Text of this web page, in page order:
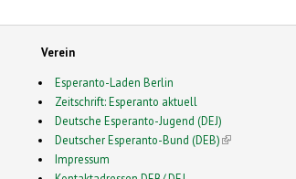
Verein
Esperanto-Laden Berlin
Zeitschrift: Esperanto aktuell
Deutsche Esperanto-Jugend (DEJ)
Deutscher Esperanto-Bund (DEB)(link is external)
Impressum